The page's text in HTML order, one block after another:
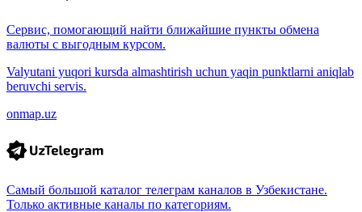
Сервис, помогающий найти ближайшие пункты обмена
валюты с выгодным курсом.
Valyutani yuqori kursda almashtirish uchun yaqin punktlarni aniqlab
beruvchi servis.
onmap.uz
Самый большой каталог телеграм каналов в Узбекистане.
Только активные каналы по категориям.